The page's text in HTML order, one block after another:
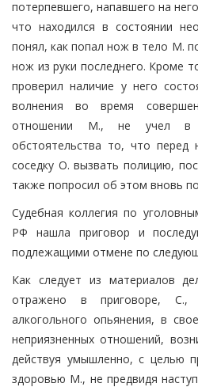
потерпевшего, напавшего на
что находился в состоянии
понял, как попал нож в тело М.
нож из руки последнего. Кроме
проверил наличие у него
волнения во время
отношении М., не учел в
обстоятельства то, что
соседку О. вызвать полицию,
также попросил об этом вновь
Судебная коллегия по
РФ нашла приговор и
подлежащими отмене по
Как следует из материалов
отражено в приговоре, С.,
алкогольного опьянения, в
неприязненных отношений,
действуя умышленно, с целью
здоровью М., не предвидя